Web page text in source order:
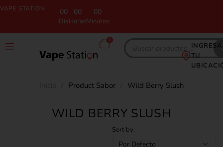
VAPE STATION 00
Día
00
Horas
00
Minutos
0
INGRESA
TU
Product Sabor Wild Berry Slush
WILD BERRY SLUSH
Sort by: